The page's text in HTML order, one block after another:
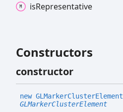
isRepresentative
Constructors
constructor
new GLMarkerClusterElement
GLMarkerClusterElement